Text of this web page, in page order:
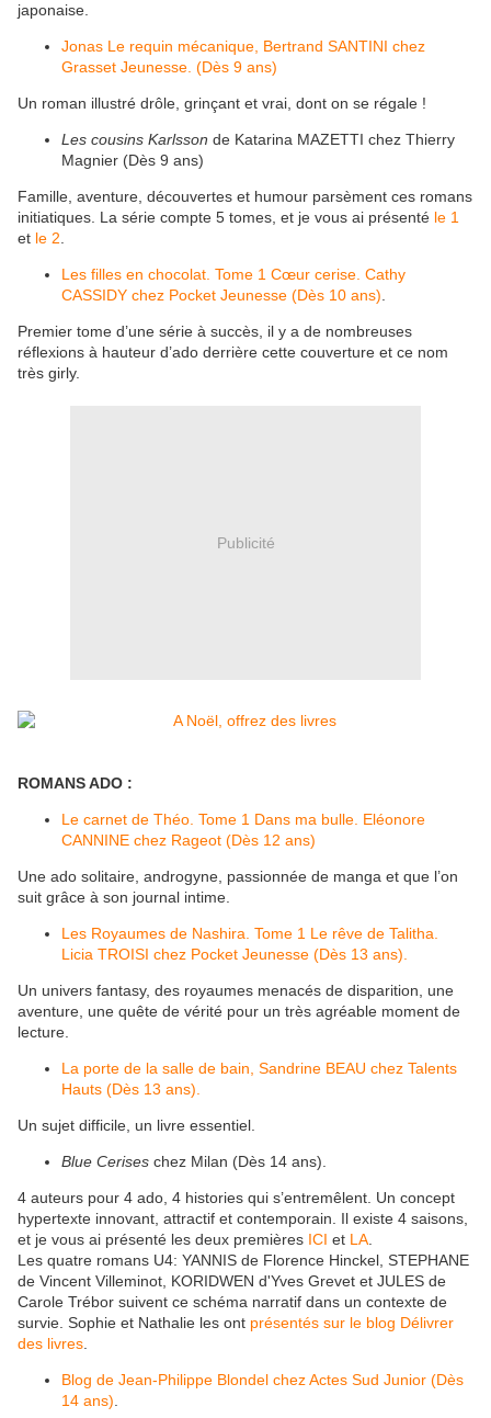
japonaise.
Jonas Le requin mécanique, Bertrand SANTINI chez
Grasset Jeunesse. (Dès 9 ans)
Un roman illustré drôle, grinçant et vrai, dont on se régale !
Les cousins Karlsson de Katarina MAZETTI chez Thierry
Magnier (Dès 9 ans)
Famille, aventure, découvertes et humour parsèment ces romans
initiatiques. La série compte 5 tomes, et je vous ai présenté le 1
et le 2
Les filles en chocolat. Tome 1 Cœur cerise. Cathy
CASSIDY chez Pocket Jeunesse (Dès 10 ans)
Premier tome d’une série à succès, il y a de nombreuses
réflexions à hauteur d’ado derrière cette couverture et ce nom
très girly.
Publicité
ROMANS ADO :
Le carnet de Théo. Tome 1 Dans ma bulle. Eléonore
CANNINE chez Rageot (Dès 12 ans)
Une ado solitaire, androgyne, passionnée de manga et que l’on
suit grâce à son journal intime.
Les Royaumes de Nashira. Tome 1 Le rêve de Talitha.
Licia TROISI chez Pocket Jeunesse (Dès 13 ans).
Un univers fantasy, des royaumes menacés de disparition, une
aventure, une quête de vérité pour un très agréable moment de
lecture.
La porte de la salle de bain, Sandrine BEAU chez Talents
Hauts (Dès 13 ans).
Un sujet difficile, un livre essentiel.
Blue Cerises chez Milan (Dès 14 ans).
4 auteurs pour 4 ado, 4 histories qui s’entremêlent. Un concept
hypertexte innovant, attractif et contemporain. Il existe 4 saisons,
et je vous ai présenté les deux premières ICI et LA
Les quatre romans U4: YANNIS de Florence Hinckel, STEPHANE
de Vincent Villeminot, KORIDWEN d'Yves Grevet et JULES de
Carole Trébor suivent ce schéma narratif dans un contexte de
survie. Sophie et Nathalie les ont présentés sur le blog Délivrer
des livres
Blog de Jean-Philippe Blondel chez Actes Sud Junior (Dès
14 ans)